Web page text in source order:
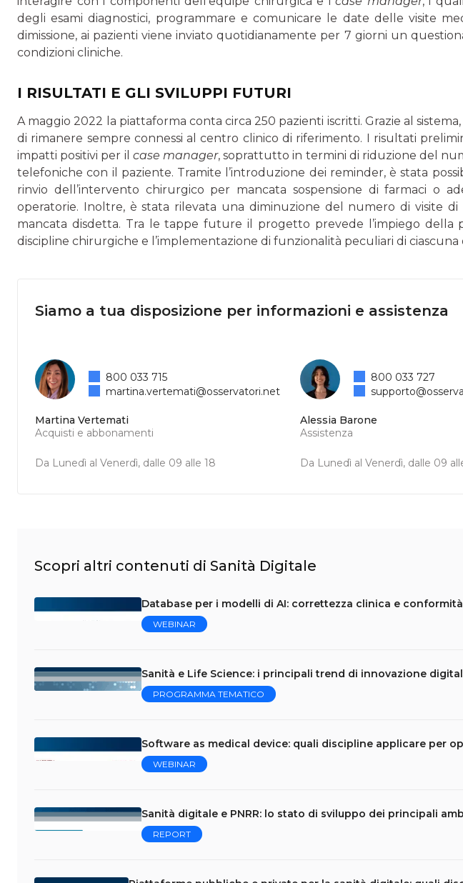
degli esami diagnostici, programmare e comunicare le date delle visite
dimissione, ai pazienti viene inviato quotidianamente per 7 giorni un
condizioni cliniche.
I RISULTATI E GLI SVILUPPI FUTURI
A maggio 2022 la piattaforma conta circa 250 pazienti iscritti. Grazie al
di rimanere sempre connessi al centro clinico di riferimento. I risultati
impatti positivi per il case manager, soprattutto in termini di riduzione del
telefoniche con il paziente. Tramite l’introduzione dei reminder, è stata
rinvio dell’intervento chirurgico per mancata sospensione di farmaci o
operatorie. Inoltre, è stata rilevata una diminuzione del numero di visite
mancata disdetta. Tra le tappe future il progetto prevede l’impiego della
discipline chirurgiche e l’implementazione di funzionalità peculiari di ciascuna
Siamo a tua disposizione per informazioni e assistenza
Martina Vertemati
Acquisti e abbonamenti
Da Lunedì al Venerdì, dalle 09 alle 18
800 033 715
martina.vertemati@osservatori.net
Alessia Barone
Assistenza
Da Lunedì al Venerdì, dalle 09
800 033 727
Scopri altri contenuti di Sanità Digitale
Database per i modelli di AI: correttezza clinica e
WEBINAR
Sanità e Life Science: i principali trend di innovazione
PROGRAMMA TEMATICO
Software as medical device: quali discipline applicare per
WEBINAR
Sanità digitale e PNRR: lo stato di sviluppo dei principali
REPORT